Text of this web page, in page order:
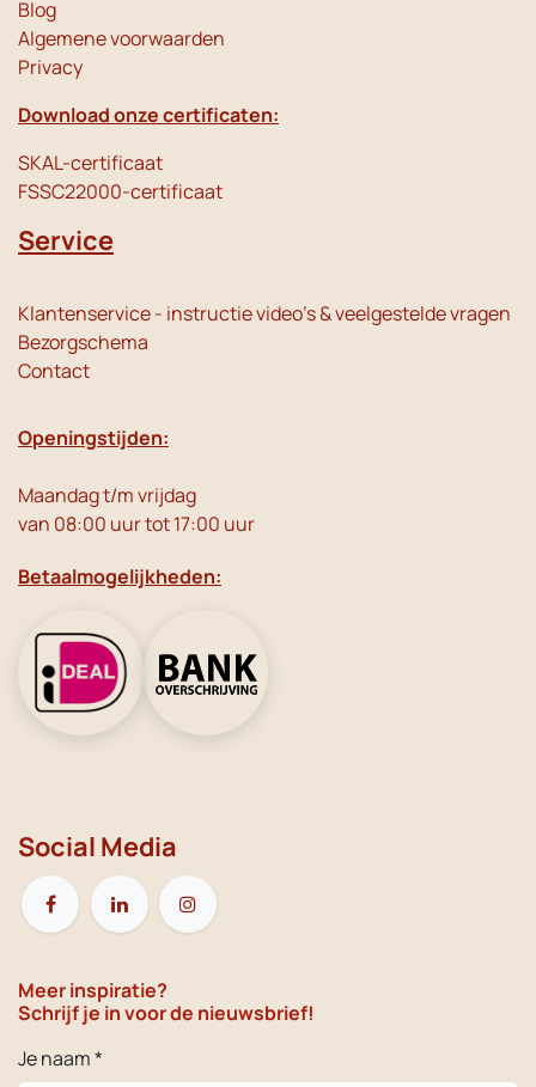
Blog
Algemene voorwaarden
Privacy
Download onze certificaten:
SKAL-certificaat
FSSC22000-certificaat
Service
Klantenservice - instructie video's & veelgestelde vragen
Bezorgschema
Contact
Openingstijden:
Maandag t/m vrijdag
van 08:00 uur tot 17:00 uur
Betaalmogelijkheden:
Social Media
Meer inspiratie?
Schrijf je in voor de nieuwsbrief!
Je naam *